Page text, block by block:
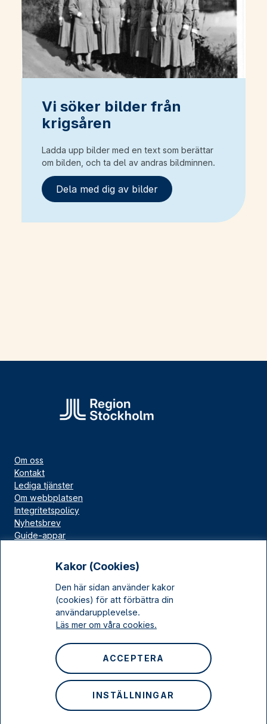
Kakor (Cookies)
Den här sidan använder kakor
(cookies) för att förbättra din
användarupplevelse.
Läs mer om våra cookies.
INSTÄLLNINGAR
ACCEPTERA
Vi söker bilder från
krigsåren
Ladda upp bilder med en text som berättar
om bilden, och ta del av andras bildminnen.
Dela med dig av bilder
Om oss
Kontakt
Lediga tjänster
Om webbplatsen
Integritetspolicy
Nyhetsbrev
Guide-appar
Kulturarv Stockholm
Sociala medier
Instagram
LinkedIn
YouTube